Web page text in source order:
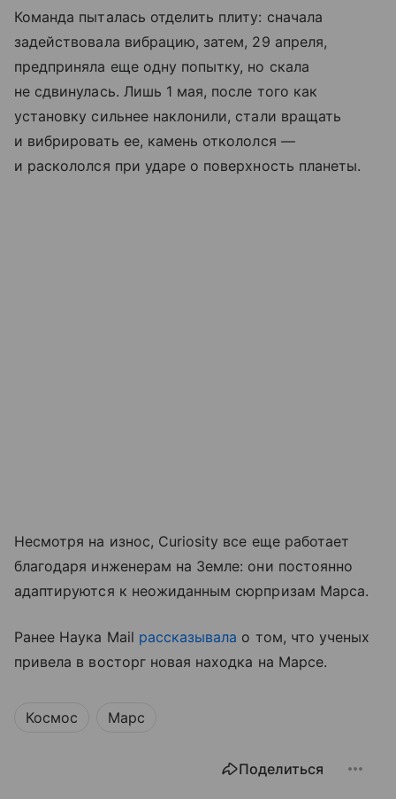
Команда пыталась отделить плиту: сначала
задействовала вибрацию, затем, 29 апреля,
предприняла еще одну попытку, но скала
не сдвинулась. Лишь 1 мая, после того как
установку сильнее наклонили, стали вращать
и вибрировать ее, камень откололся —
и раскололся при ударе о поверхность планеты.
Несмотря на износ, Curiosity все еще работает
благодаря инженерам на Земле: они постоянно
адаптируются к неожиданным сюрпризам Марса.
Ранее Наука Mail рассказывала о том, что ученых
привела в восторг новая находка на Марсе.
Космос Марс
Поделиться